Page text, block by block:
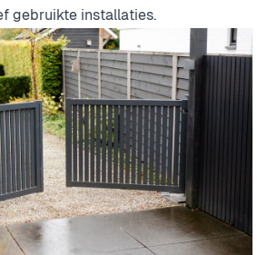
gebruikte installaties.